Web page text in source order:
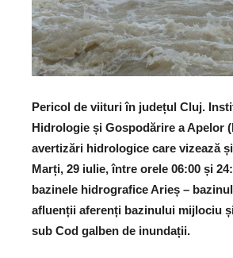
Pericol de viituri în județul Cluj.
Hidrologie și Gospodărire a Apelor
avertizări hidrologice care vizează
Marți, 29 iulie, între orele 06:00 și
bazinele hidrografice Arieș –
afluenții aferenți bazinului mijlociu
sub Cod galben de inundații.